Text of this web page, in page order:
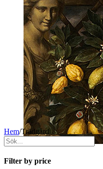
Hem/Trädgård
Filter by price